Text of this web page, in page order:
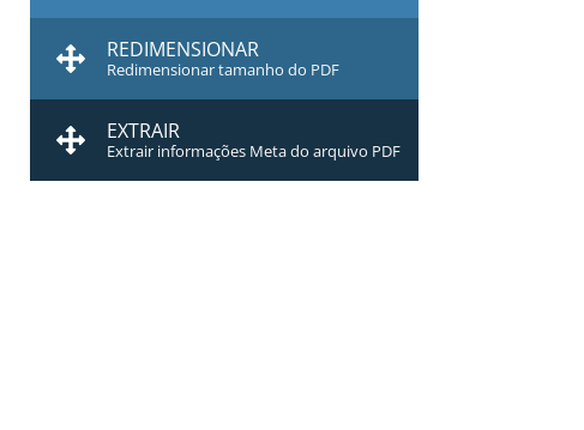
REDIMENSIONAR
Redimensionar tamanho do PDF
EXTRAIR
Extrair informações Meta do arquivo PDF